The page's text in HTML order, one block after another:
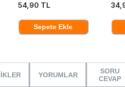
54,90 TL
Sepete Ekle
YORUMLAR
SORU
CEVAP